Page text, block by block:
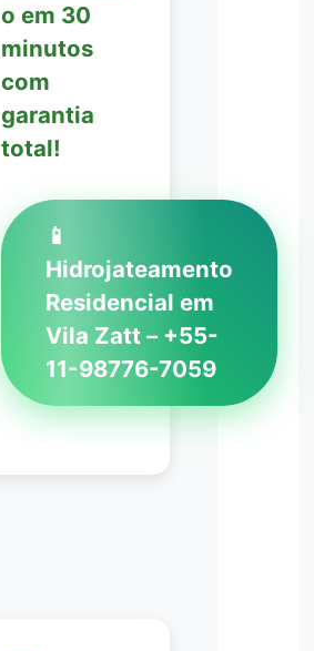
o em 30
minutos
com
garantia
total!
📱
Hidrojateamento
Residencial em
Vila Zatt – +55-
11-98776-7059